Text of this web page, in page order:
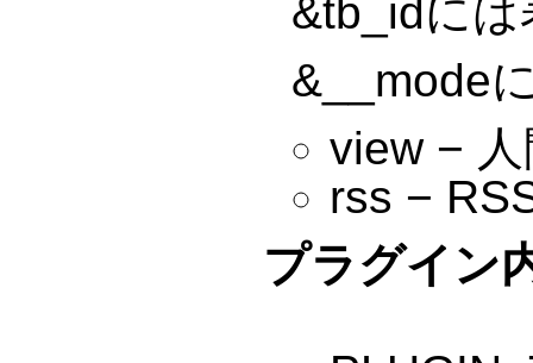
&tb_idに
&__mode
view −
rss −
プラグイン